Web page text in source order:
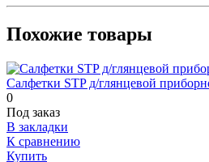
Похожие товары
Салфетки STP д/глянцевой
0
Под заказ
В закладки
К сравнению
Купить